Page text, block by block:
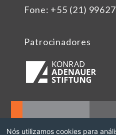
Fone: +55 (21)
Patrocinadores
Nós utilizamos cookies para